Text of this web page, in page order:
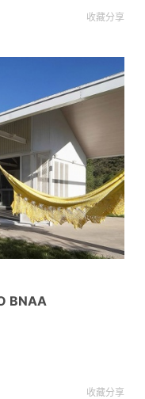
收藏分享
BNAA
收藏分享